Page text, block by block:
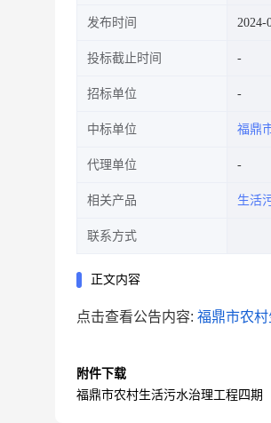
发布时间 2024-
投标截止时间
招标单位
中标单位 福鼎
代理单位
相关产品 生活
联系方式
正文内容
点击查看公告内容: 福鼎市农
附件下载
福鼎市农村生活污水治理工程四期